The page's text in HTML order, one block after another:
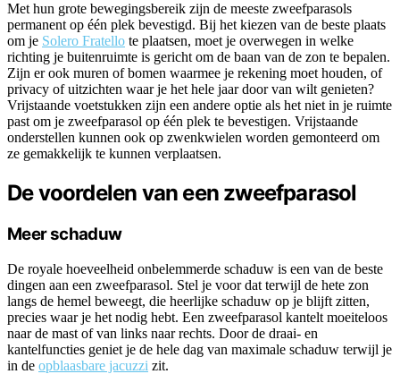
Met hun grote bewegingsbereik zijn de meeste zweefparasols
permanent op één plek bevestigd. Bij het kiezen van de beste plaats
om je Solero Fratello te plaatsen, moet je overwegen in welke
richting je buitenruimte is gericht om de baan van de zon te bepalen.
Zijn er ook muren of bomen waarmee je rekening moet houden, of
privacy of uitzichten waar je het hele jaar door van wilt genieten?
Vrijstaande voetstukken zijn een andere optie als het niet in je ruimte
past om je zweefparasol op één plek te bevestigen. Vrijstaande
onderstellen kunnen ook op zwenkwielen worden gemonteerd om
ze gemakkelijk te kunnen verplaatsen.
De voordelen van een zweefparasol
Meer schaduw
De royale hoeveelheid onbelemmerde schaduw is een van de beste
dingen aan een zweefparasol. Stel je voor dat terwijl de hete zon
langs de hemel beweegt, die heerlijke schaduw op je blijft zitten,
precies waar je het nodig hebt. Een zweefparasol kantelt moeiteloos
naar de mast of van links naar rechts. Door de draai- en
kantelfuncties geniet je de hele dag van maximale schaduw terwijl je
in de opblaasbare jacuzzi zit.